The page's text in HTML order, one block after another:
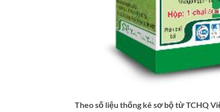
Theo số liệu thống kê sơ bộ từ TCHQ